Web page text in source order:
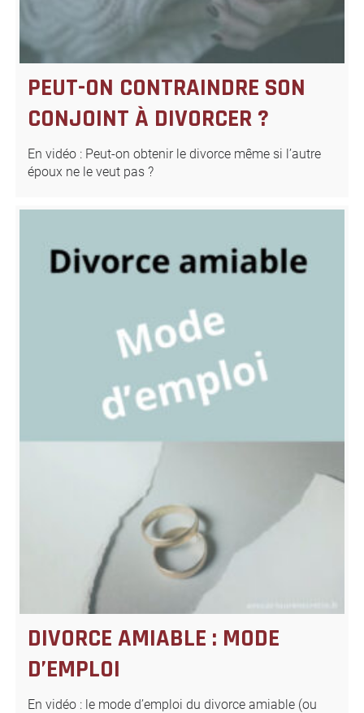
PEUT-ON CONTRAINDRE SON
CONJOINT À DIVORCER ?
En vidéo : Peut-on obtenir le divorce même si l’autre
époux ne le veut pas ?
DIVORCE AMIABLE : MODE
D’EMPLOI
En vidéo : le mode d’emploi du divorce amiable (ou